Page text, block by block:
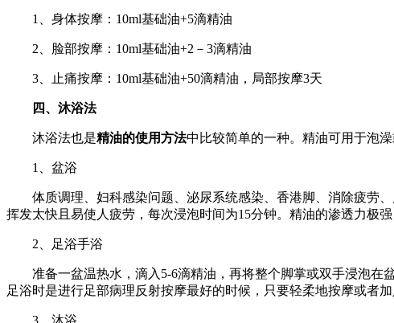
1、身体按摩：10ml基础油+5滴精油
2、脸部按摩：10ml基础油+2－3滴精油
3、止痛按摩：10ml基础油+50滴精油，局部按摩3天
四、沐浴法
沐浴法也是精油的使用方法中比较简单的一种。精油可用于泡
1、盆浴
体质调理、妇科感染问题、泌尿系统感染、香港脚、消除疲劳、
挥发太快且易使人疲劳，每次浸泡时间为15分钟。精油的渗透力极
2、足浴手浴
准备一盆温热水，滴入5-6滴精油，再将整个脚掌或双手浸泡在盆
足浴时是进行足部病理反射按摩最好的时候，只要轻柔地按摩或者
3、沐浴